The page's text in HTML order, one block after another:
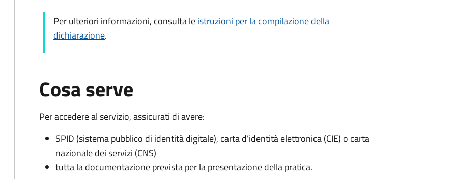
Per ulteriori informazioni, consulta leistruzioni per la compilazione della
dichiarazione.
Cosa serve
Per accedere al servizio, assicurati di avere:
SPID (sistema pubblico di identità digitale), carta d’identità elettronica (CIE) o carta
nazionale dei servizi (CNS)
tutta la documentazione prevista per la presentazione della pratica.